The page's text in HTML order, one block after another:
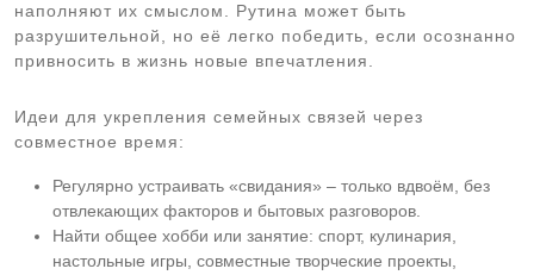
наполняют их смыслом. Рутина может быть
разрушительной, но её легко победить, если осознанно
привносить в жизнь новые впечатления.
Идеи для укрепления семейных связей через
совместное время:
Регулярно устраивать «свидания» – только вдвоём, без
отвлекающих факторов и бытовых разговоров.
Найти общее хобби или занятие: спорт, кулинария,
настольные игры, совместные творческие проекты,